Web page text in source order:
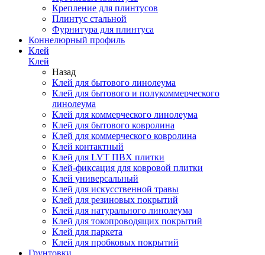
Крепление для плинтусов
Плинтус стальной
Фурнитура для плинтуса
Коннелюрный профиль
Клей
Клей
Назад
Клей для бытового линолеума
Клей для бытового и полукоммерческого
линолеума
Клей для коммерческого линолеума
Клей для бытового ковролина
Клей для коммерческого ковролина
Клей контактный
Клей для LVT ПВХ плитки
Клей-фиксация для ковровой плитки
Клей универсальный
Клей для искусственной травы
Клей для резиновых покрытий
Клей для натурального линолеума
Клей для токопроводящих покрытий
Клей для паркета
Клей для пробковых покрытий
Грунтовки